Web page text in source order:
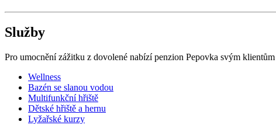
Služby
Pro umocnění zážitku z dovolené nabízí penzion Pepovka svým klientům
Wellness
Bazén se slanou vodou
Multifunkční hřiště
Dětské hřiště a hernu
Lyžařské kurzy